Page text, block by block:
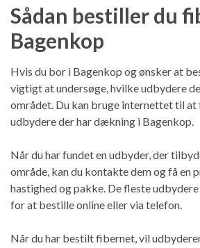
Sådan bestiller du
Bagenkop
Hvis du bor i Bagenkop og ønsker at
vigtigt at undersøge, hvilke udbydere
området. Du kan bruge internettet til at
udbydere der har dækning i Bagenkop.
Når du har fundet en udbyder, der
område, kan du kontakte dem og få en
hastighed og pakke. De fleste
for at bestille online eller via telefon.
Når du har bestilt fibernet, vil